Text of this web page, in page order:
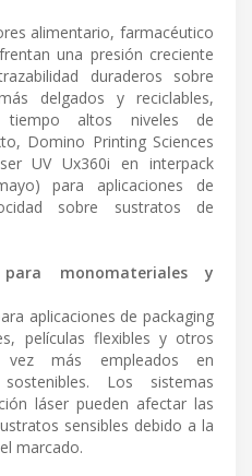
alimentario, farmacéutico
una presión creciente
duraderos sobre
delgados y reciclables,
tiempo altos niveles de
Domino Printing Sciences
UV Ux360i en interpack
para aplicaciones de
sobre sustratos de
monomateriales y
aplicaciones de packaging
películas flexibles y otros
vez más empleados en
Los sistemas
láser pueden afectar las
sensibles debido a la
marcado.